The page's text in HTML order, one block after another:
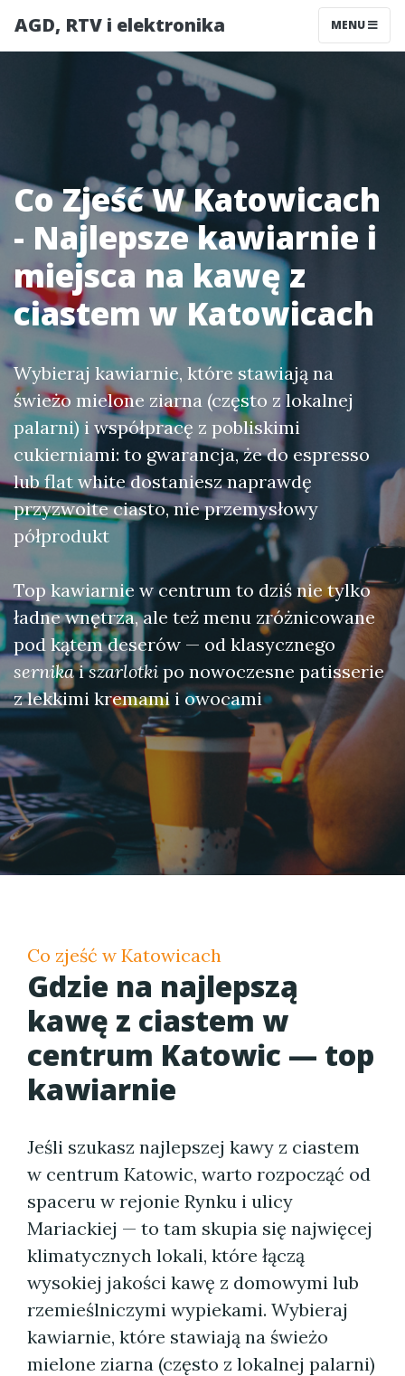
AGD, RTV i elektronika MENU
Co Zjeść W Katowicach
- Najlepsze kawiarnie i
miejsca na kawę z
ciastem w Katowicach
Wybieraj kawiarnie, które stawiają na
świeżo mielone ziarna (często z lokalnej
palarni) i współpracę z pobliskimi
cukierniami: to gwarancja, że do espresso
lub flat white dostaniesz naprawdę
przyzwoite ciasto, nie przemysłowy
półprodukt
Top kawiarnie w centrum to dziś nie tylko
ładne wnętrza, ale też menu zróżnicowane
pod kątem deserów — od klasycznego
sernikaiszarlotki po nowoczesne patisserie
z lekkimi kremami i owocami
Co zjeść w Katowicach
Gdzie na najlepszą
kawę z ciastem w
centrum Katowic — top
kawiarnie
Jeśli szukasz najlepszej kawy z ciastem
w centrum Katowic, warto rozpocząć od
spaceru w rejonie Rynku i ulicy
Mariackiej — to tam skupia się najwięcej
klimatycznych lokali, które łączą
wysokiej jakości kawę z domowymi lub
rzemieślniczymi wypiekami. Wybieraj
kawiarnie, które stawiają na świeżo
mielone ziarna (często z lokalnej palarni)